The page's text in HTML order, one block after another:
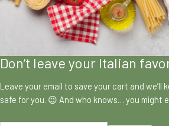
Don’t leave your Italian
Leave your email to save your cart and we’ll
safe for you. 😉 And who knows… you might